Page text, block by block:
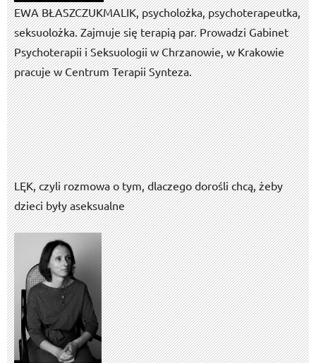
EWA BŁASZCZUK­MALIK, psycholożka, psychoterapeutka,
seksuolożka. Zajmuje się terapią par. Prowadzi Gabinet
Psychoterapii i Seksuologii w Chrzanowie, w Krakowie
pracuje w Centrum Terapii Synteza.
LĘK, czyli rozmowa o tym, dlaczego dorośli chcą, żeby
dzieci były aseksualne